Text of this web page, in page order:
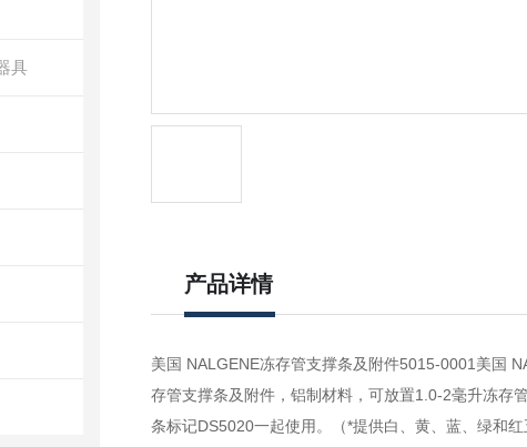
具
产品详情
美国 NALGENE冻存管支撑条及附件5015-0001美国
存管支撑条及附件，铝制材料，可放置1.0-2毫升冻存
条标记DS5020一起使用。（*提供白、黄、蓝、绿和